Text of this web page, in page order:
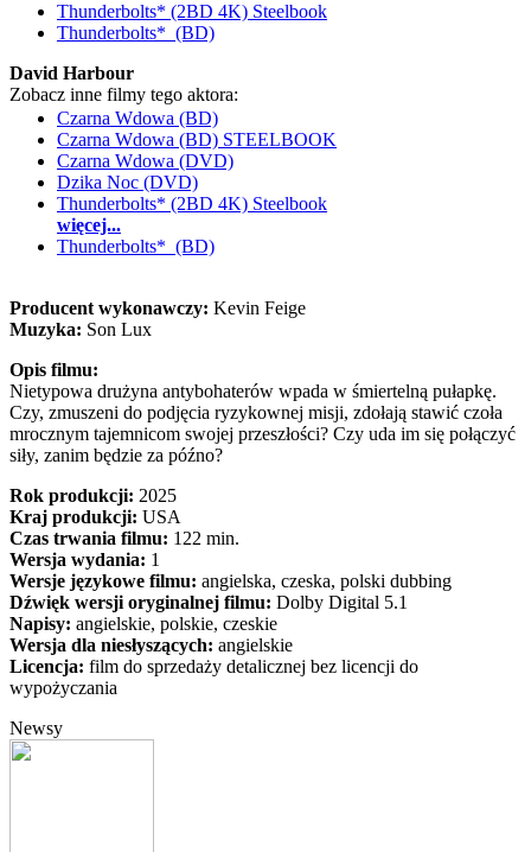
Thunderbolts* (2BD 4K) Steelbook
Thunderbolts* (BD)
David Harbour
Zobacz inne filmy tego aktora:
Czarna Wdowa (BD)
Czarna Wdowa (BD) STEELBOOK
Czarna Wdowa (DVD)
Dzika Noc (DVD)
Thunderbolts* (2BD 4K) Steelbook
więcej...
Thunderbolts* (BD)
Producent wykonawczy: Kevin Feige
Muzyka: Son Lux
Opis filmu:
Nietypowa drużyna antybohaterów wpada w śmiertelną pułapkę.
Czy, zmuszeni do podjęcia ryzykownej misji, zdołają stawić czoła
mrocznym tajemnicom swojej przeszłości? Czy uda im się połączyć
siły, zanim będzie za późno?
Rok produkcji: 2025
Kraj produkcji: USA
Czas trwania filmu: 122 min.
Wersja wydania: 1
Wersje językowe filmu: angielska, czeska, polski dubbing
Dźwięk wersji oryginalnej filmu: Dolby Digital 5.1
Napisy: angielskie, polskie, czeskie
Wersja dla niesłyszących: angielskie
Licencja: film do sprzedaży detalicznej bez licencji do
wypożyczania
Newsy